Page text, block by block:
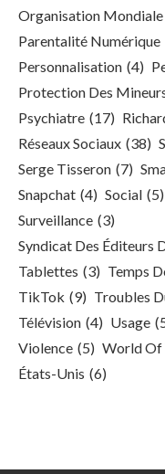
Organisation Mondiale
Parentalité Numérique
Personnalisation (4)
Protection Des
Psychiatre (17)
Réseaux Sociaux (38)
Serge Tisseron (7)
Snapchat (4) Social (5)
Surveillance (3)
Syndicat Des Éditeurs
Tablettes (3) Temps
TikTok (9) Troubles
Télévision (4) Usage
Violence (5) World
États-Unis (6)